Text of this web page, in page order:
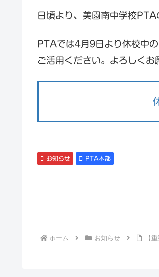
日頃より、美園南中学校PTA
PTAでは4月9日より休校中
ご活用ください。よろしくお
お知らせ PTA本部
ホーム お知らせ 【